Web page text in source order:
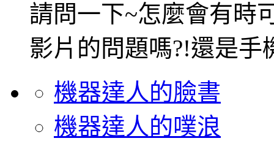
請問一下~怎麼會有時
影片的問題嗎?!還是手
機器達人的臉書
機器達人的噗浪